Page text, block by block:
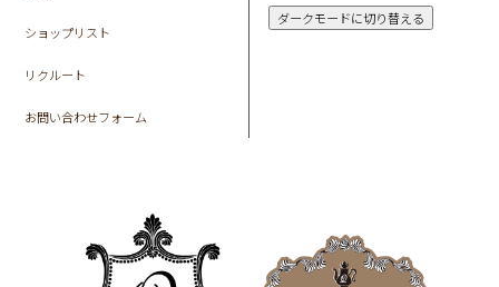
ショップリスト
リクルート
お問い合わせフォーム
ダークモードに切り替える